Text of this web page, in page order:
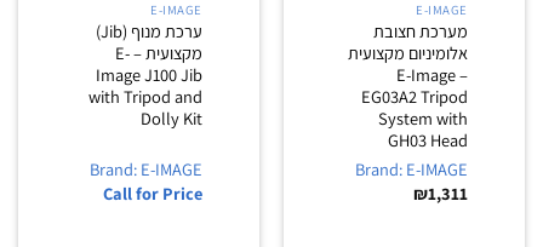
E-IMAGE
מערכת חצובת
אלומיניום מקצועית
– E-Image
EG03A2 Tripod
System with
GH03 Head
Brand: E-IMAGE
₪1,311
E-IMAGE
ערכת מנוף (Jib)
מקצועית – E-
Image J100 Jib
with Tripod and
Dolly Kit
Brand: E-IMAGE
Call for Price